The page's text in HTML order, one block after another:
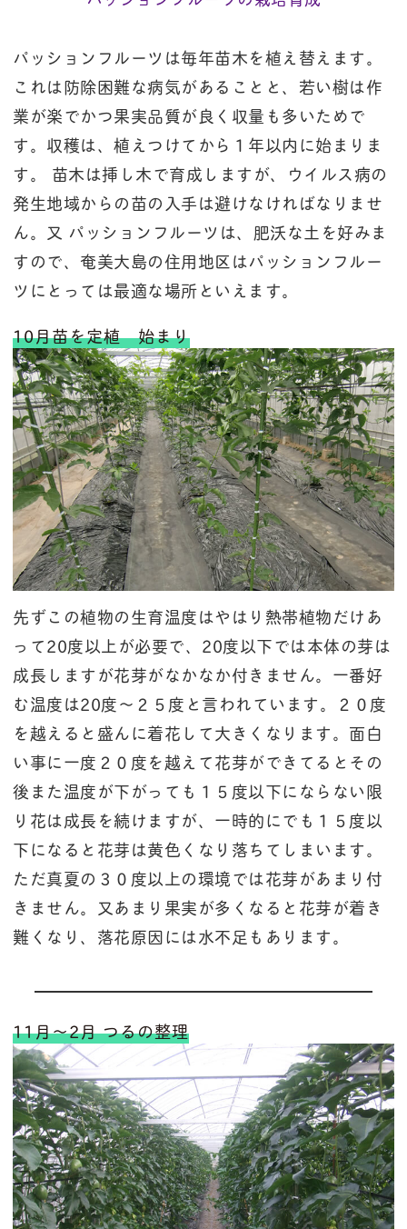
パッションフルーツは毎年苗木を植え替えます。
これは防除困難な病気があることと、若い樹は作
業が楽でかつ果実品質が良く収量も多いためで
す。収穫は、植えつけてから１年以内に始まりま
す。 苗木は挿し木で育成しますが、ウイルス病の
発生地域からの苗の入手は避けなければなりませ
ん。又 パッションフルーツは、肥沃な土を好みま
すので、奄美大島の住用地区はパッションフルー
ツにとっては最適な場所といえます。
10月苗を定植 始まり
先ずこの植物の生育温度はやはり熱帯植物だけあ
って20度以上が必要で、20度以下では本体の芽は
成長しますが花芽がなかなか付きません。一番好
む温度は20度～２５度と言われています。２０度
を越えると盛んに着花して大きくなります。面白
い事に一度２０度を越えて花芽ができてるとその
後また温度が下がっても１５度以下にならない限
り花は成長を続けますが、一時的にでも１５度以
下になると花芽は黄色くなり落ちてしまいます。
ただ真夏の３０度以上の環境では花芽があまり付
きません。又あまり果実が多くなると花芽が着き
難くなり、落花原因には水不足もあります。
11月～2月 つるの整理